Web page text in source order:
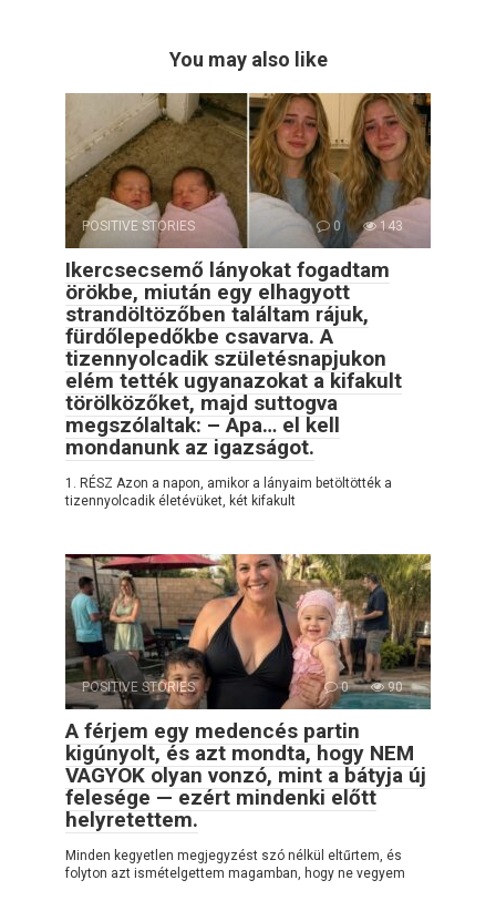
You may also like
POSITIVE STORIES 0 143
Ikercsecsemő lányokat fogadtam
örökbe, miután egy elhagyott
strandöltözőben találtam rájuk,
fürdőlepedőkbe csavarva. A
tizennyolcadik születésnapjukon
elém tették ugyanazokat a kifakult
törölközőket, majd suttogva
megszólaltak: – Apa… el kell
mondanunk az igazságot.
1. RÉSZ Azon a napon, amikor a lányaim betöltötték a
tizennyolcadik életévüket, két kifakult
POSITIVE STORIES 0 90
A férjem egy medencés partin
kigúnyolt, és azt mondta, hogy NEM
VAGYOK olyan vonzó, mint a bátyja új
felesége — ezért mindenki előtt
helyretettem.
Minden kegyetlen megjegyzést szó nélkül eltűrtem, és
folyton azt ismételgettem magamban, hogy ne vegyem